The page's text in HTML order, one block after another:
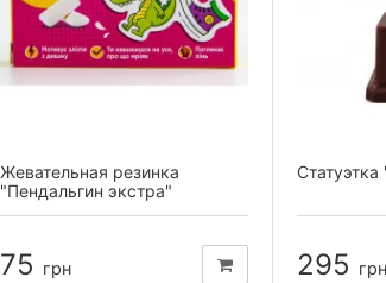
Жевательная резинка
"Пендальгин экстра"
75 грн
Статуэтка
295 грн